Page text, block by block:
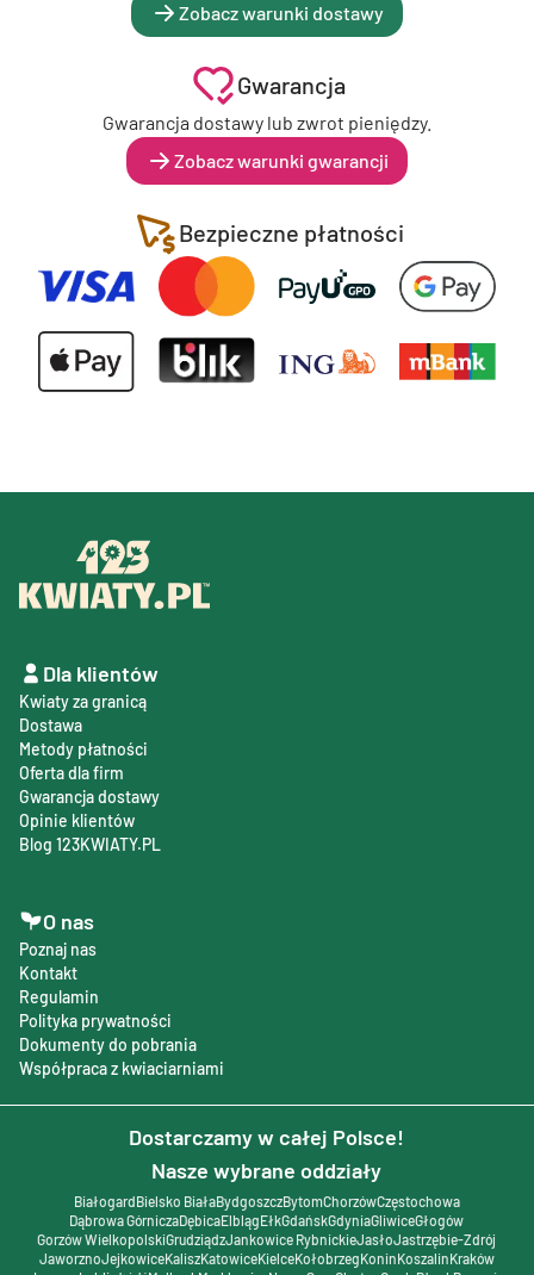
Zobacz warunki dostawy
Gwarancja
Gwarancja dostawy lub zwrot pieniędzy.
Zobacz warunki gwarancji
Bezpieczne płatności
Dla klientów
Kwiaty za granicą
Dostawa
Metody płatności
Oferta dla firm
Gwarancja dostawy
Opinie klientów
Blog 123KWIATY.PL
O nas
Poznaj nas
Kontakt
Regulamin
Polityka prywatności
Dokumenty do pobrania
Współpraca z kwiaciarniami
Dostarczamy w całej Polsce!
Nasze wybrane oddziały
BiałogardBielsko BiałaBydgoszczBytomChorzówCzęstochowa
Dąbrowa GórniczaDębicaElblągEłkGdańskGdyniaGliwiceGłogów
Gorzów WielkopolskiGrudziądzJankowice RybnickieJasłoJastrzębie-Zdrój
JaworznoJejkowiceKaliszKatowiceKielceKołobrzegKoninKoszalinKraków